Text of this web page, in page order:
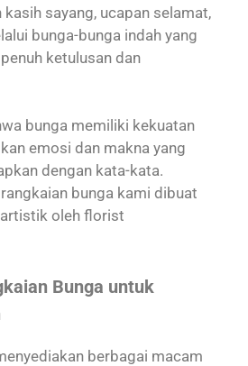
sayang, ucapan selamat,
bunga-bunga indah yang
ketulusan dan
bunga memiliki kekuatan
emosi dan makna yang
dengan kata-kata.
bunga kami dibuat
oleh florist
Bunga untuk
berbagai macam